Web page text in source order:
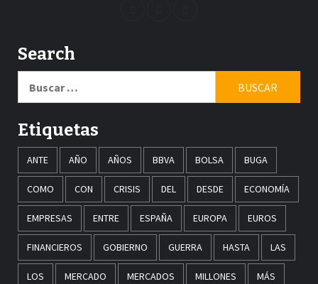
Search
Etiquetas
ANTE AÑO AÑOS BBVA BOLSA BUGA
COMO CON CRISIS DEL DESDE ECONOMÍA
EMPRESAS ENTRE ESPAÑA EUROPA EUROS
FINANCIEROS GOBIERNO GUERRA HASTA LAS
LOS MERCADO MERCADOS MILLONES MÁS